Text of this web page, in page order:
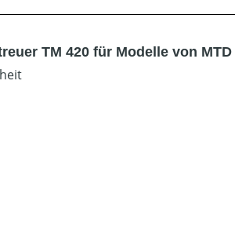
TM 420 für Modelle von